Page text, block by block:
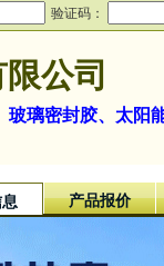
验证码：
公司
玻璃密封胶、太阳
产品报价